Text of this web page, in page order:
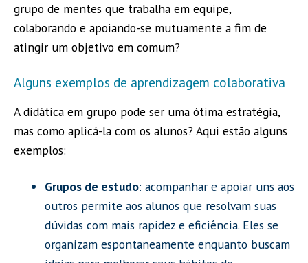
grupo de mentes que trabalha em equipe,
colaborando e apoiando-se mutuamente a fim de
atingir um objetivo em comum?
Alguns exemplos de aprendizagem colaborativa
A didática em grupo pode ser uma ótima estratégia,
mas como aplicá-la com os alunos? Aqui estão alguns
exemplos:
Grupos de estudo: acompanhar e apoiar uns aos
outros permite aos alunos que resolvam suas
dúvidas com mais rapidez e eficiência. Eles se
organizam espontaneamente enquanto buscam